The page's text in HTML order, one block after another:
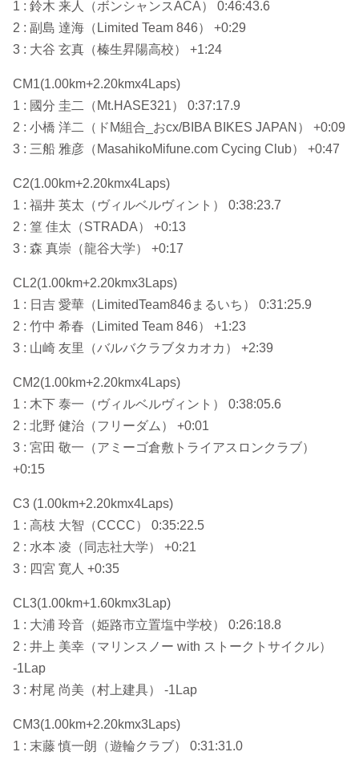
1 : 鈴木 来人（ボンシャンスACA） 0:46:43.6
2 : 副島 達海（Limited Team 846） +0:29
3 : 大谷 玄真（榛生昇陽高校） +1:24
CM1(1.00km+2.20kmx4Laps)
1 : 國分 圭二（Mt.HASE321） 0:37:17.9
2 : 小橋 洋二（ドM組合_おcx/BIBA BIKES JAPAN） +0:09
3 : 三船 雅彦（MasahikoMifune.com Cycing Club） +0:47
C2(1.00km+2.20kmx4Laps)
1 : 福井 英太（ヴィルベルヴィント） 0:38:23.7
2 : 篁 佳太（STRADA） +0:13
3 : 森 真崇（龍谷大学） +0:17
CL2(1.00km+2.20kmx3Laps)
1 : 日吉 愛華（LimitedTeam846まるいち） 0:31:25.9
2 : 竹中 希春（Limited Team 846） +1:23
3 : 山崎 友里（バルバクラブタカオカ） +2:39
CM2(1.00km+2.20kmx4Laps)
1 : 木下 泰一（ヴィルベルヴィント） 0:38:05.6
2 : 北野 健治（フリーダム） +0:01
3 : 宮田 敬一（アミーゴ倉敷トライアスロンクラブ）
+0:15
C3 (1.00km+2.20kmx4Laps)
1 : 高枝 大智（CCCC） 0:35:22.5
2 : 水本 凌（同志社大学） +0:21
3 : 四宮 寛人 +0:35
CL3(1.00km+1.60kmx3Lap)
1 : 大浦 玲音（姫路市立置塩中学校） 0:26:18.8
2 : 井上 美幸（マリンスノー with ストークトサイクル）
-1Lap
3 : 村尾 尚美（村上建具） -1Lap
CM3(1.00km+2.20kmx3Laps)
1 : 末藤 慎一朗（遊輪クラブ） 0:31:31.0